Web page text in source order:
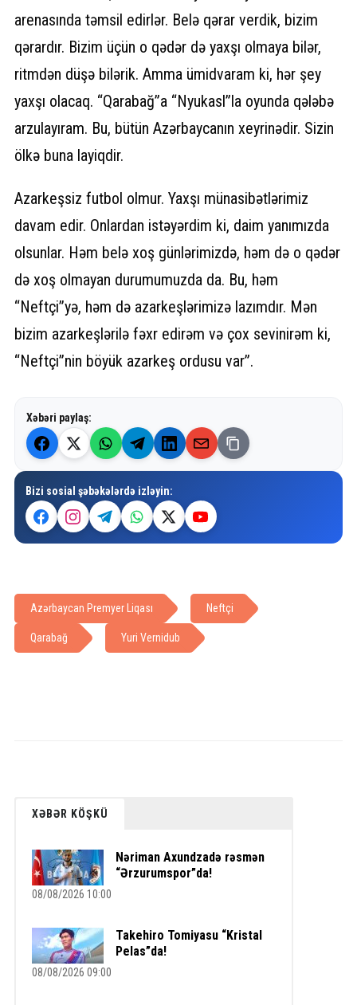
arenasında təmsil edirlər. Belə qərar verdik, bizim
qərardır. Bizim üçün o qədər də yaxşı olmaya bilər,
ritmdən düşə bilərik. Amma ümidvaram ki, hər şey
yaxşı olacaq. “Qarabağ”a “Nyukasl”la oyunda qələbə
arzulayıram. Bu, bütün Azərbaycanın xeyrinədir. Sizin
ölkə buna layiqdir.
Azarkeşsiz futbol olmur. Yaxşı münasibətlərimiz
davam edir. Onlardan istəyərdim ki, daim yanımızda
olsunlar. Həm belə xoş günlərimizdə, həm də o qədər
də xoş olmayan durumumuzda da. Bu, həm
“Neftçi”yə, həm də azarkeşlərimizə lazımdır. Mən
bizim azarkeşlərilə fəxr edirəm və çox sevinirəm ki,
“Neftçi”nin böyük azarkeş ordusu var”.
Xəbəri paylaş:
Bizi sosial şəbəkələrdə izləyin:
Azərbaycan Premyer Liqası Neftçi
Qarabağ Yuri Vernidub
XƏBƏR KÖŞKÜ
Nəriman Axundzadə rəsmən
“Ərzurumspor”da!
08/08/2026 10:00
Takehiro Tomiyasu “Kristal
Pelas”da!
08/08/2026 09:00